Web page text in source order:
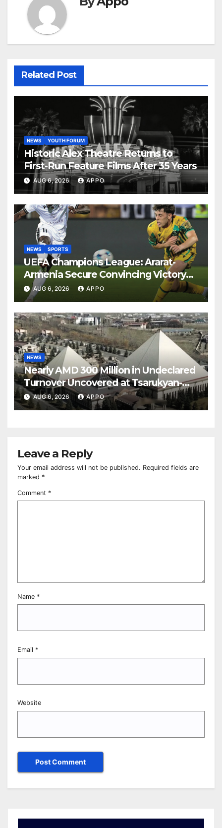
Related Post
NEWS YOUTH FORUM
Historic Alex Theatre Returns to
First-Run Feature Films After 35 Years
AUG 6, 2026 APPO
NEWS SPORTS
UEFA Champions League: Ararat-
Armenia Secure Convincing Victory
Over Shamrock Rovers 2-0
AUG 6, 2026 APPO
NEWS
Nearly AMD 300 Million in Undeclared
Turnover Uncovered at Tsarukyan-
Owned Entertainment Center
AUG 6, 2026 APPO
Leave a Reply
Your email address will not be published. Required fields are
marked *
Comment *
Name *
Email *
Website